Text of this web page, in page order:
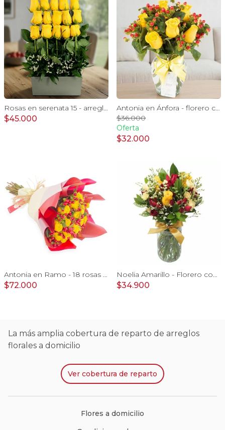
Rosas en serenata 15 - arreglo frontal 15 rosas amarillo
$45.000
Antonia en Ánfora - florero con 9 rosas amarillo e hypericum
$36.000
Oferta
$32.000
Antonia en Ramo - 18 rosas ecuatorianas amarillo e hypericum
$72.000
Noelia Amarillo - Florero con rosas, mini rosas, mini claveles y limonium
$34.900
La más amplia cobertura de reparto de arreglos
florales a domicilio
Ver cobertura de reparto
Flores a domicilio